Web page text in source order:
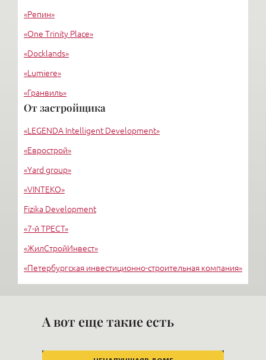
«Репин»
«One Trinity Place»
«Docklands»
«Lumiere»
«Гранвиль»
«Дом профессоров Смольного»
«Мироздание»
От застройщика
«LEGENDA Intelligent Development»
«Еврострой»
«Yard group»
«VINTEKO»
Fizika Development
«7-й ТРЕСТ»
«ЖилСтройИнвест»
«Петербургская инвестиционно-строительная компания»
А вот еще такие есть